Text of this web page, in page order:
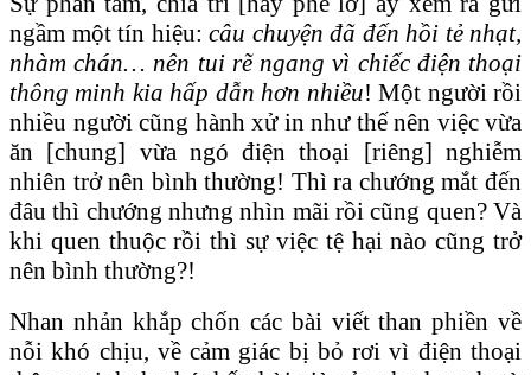
ngầm một tín hiệu: câu chuyện đã đến hồi tẻ nhạt,
nhàm chán… nên tui rẽ ngang vì chiếc điện thoại
thông minh kia hấp dẫn hơn nhiều! Một người rồi
nhiều người cũng hành xử in như thế nên việc vừa
ăn [chung] vừa ngó điện thoại [riêng] nghiễm
nhiên trở nên bình thường! Thì ra chướng mắt đến
đâu thì chướng nhưng nhìn mãi rồi cũng quen? Và
khi quen thuộc rồi thì sự việc tệ hại nào cũng trở
nên bình thường?!
Nhan nhản khắp chốn các bài viết than phiền về
nỗi khó chịu, về cảm giác bị bỏ rơi vì điện thoại